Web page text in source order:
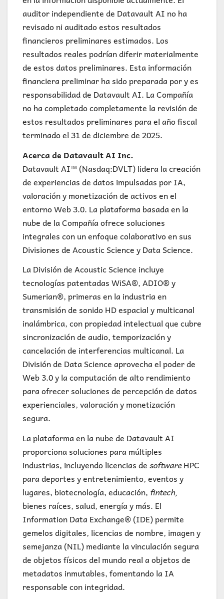
auditor independiente de Datavault AI no ha
revisado ni auditado estos resultados
financieros preliminares estimados. Los
resultados reales podrían diferir materialmente
de estos datos preliminares. Esta información
financiera preliminar ha sido preparada por y es
responsabilidad de Datavault AI. La Compañía
no ha completado completamente la revisión de
estos resultados preliminares para el año fiscal
terminado el 31 de diciembre de 2025.
Acerca de Datavault AI Inc.
Datavault AI™ (Nasdaq:DVLT) lidera la creación
de experiencias de datos impulsadas por IA,
valoración y monetización de activos en el
entorno Web 3.0. La plataforma basada en la
nube de la Compañía ofrece soluciones
integrales con un enfoque colaborativo en sus
Divisiones de Acoustic Science y Data Science.
La División de Acoustic Science incluye
tecnologías patentadas WiSA®, ADIO® y
Sumerian®, primeras en la industria en
transmisión de sonido HD espacial y multicanal
inalámbrica, con propiedad intelectual que cubre
sincronización de audio, temporización y
cancelación de interferencias multicanal. La
División de Data Science aprovecha el poder de
Web 3.0 y la computación de alto rendimiento
para ofrecer soluciones de percepción de datos
experienciales, valoración y monetización
segura.
La plataforma en la nube de Datavault AI
proporciona soluciones para múltiples
industrias, incluyendo licencias desoftwareHPC
para deportes y entretenimiento, eventos y
lugares, biotecnología, educación, fintech,
bienes raíces, salud, energía y más. El
Information Data Exchange® (IDE) permite
gemelos digitales, licencias de nombre, imagen y
semejanza (NIL) mediante la vinculación segura
de objetos físicos del mundo real a objetos de
metadatos inmutables, fomentando la IA
responsable con integridad.